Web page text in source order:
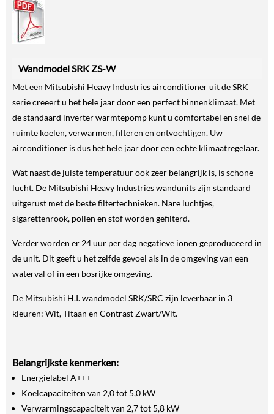
Wandmodel SRK ZS-W
Met een Mitsubishi Heavy Industries airconditioner uit de SRK
serie creeert u het hele jaar door een perfect binnenklimaat. Met
de standaard inverter warmtepomp kunt u comfortabel en snel de
ruimte koelen, verwarmen, filteren en ontvochtigen. Uw
airconditioner is dus het hele jaar door een echte klimaatregelaar.
Wat naast de juiste temperatuur ook zeer belangrijk is, is schone
lucht. De Mitsubishi Heavy Industries wandunits zijn standaard
uitgerust met de beste filtertechnieken. Nare luchtjes,
sigarettenrook, pollen en stof worden gefilterd.
Verder worden er 24 uur per dag negatieve ionen geproduceerd in
de unit. Dit geeft u het zelfde gevoel als in de omgeving van een
waterval of in een bosrijke omgeving.
De Mitsubishi H.I. wandmodel SRK/SRC zijn leverbaar in 3
kleuren: Wit, Titaan en Contrast Zwart/Wit.
Belangrijkste kenmerken:
Energielabel A+++
Koelcapaciteiten van 2,0 tot 5,0 kW
Verwarmingscapaciteit van 2,7 tot 5,8 kW